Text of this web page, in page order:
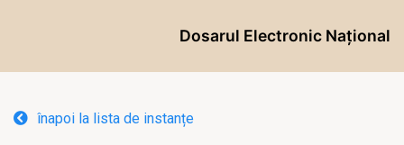
Dosarul Electronic Național
înapoi la lista de instanțe